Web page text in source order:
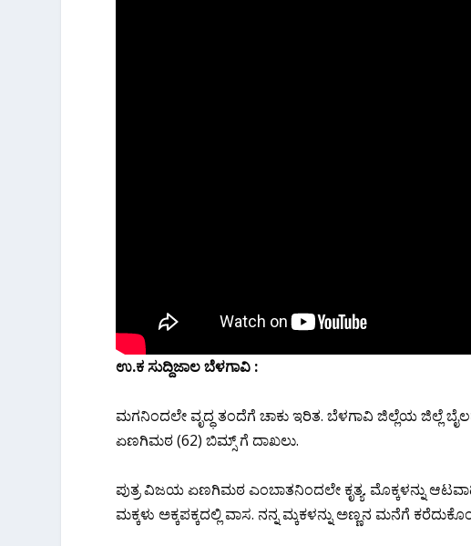
ಉ.ಕ ಸುದ್ದಿಜಾಲ ಬೆಳಗಾವಿ :
ಮಗನಿಂದಲೇ ವೃದ್ಧ ತಂದೆಗೆ ಚಾಕು ಇರಿತ. ಬೆಳಗಾವಿ ಜಿಲ್ಲೆಯ ಜಿಲ್ಲೆ
ಏಣಗಿಮಠ (62) ಬಿಮ್ಸ್ ಗೆ ದಾಖಲು.
ಪುತ್ರ ವಿಜಯ ಏಣಗಿಮಠ ಎಂಬಾತನಿಂದಲೇ ಕೃತ್ಯ. ಮೊಕ್ಕಳನ್ನು
ಮಕ್ಕಳು ಅಕ್ಕಪಕ್ಕದಲ್ಲಿ ವಾಸ. ನನ್ನ ಮ್ಕಕಳನ್ನು ಅಣ್ಣನ ಮನೆಗೆ